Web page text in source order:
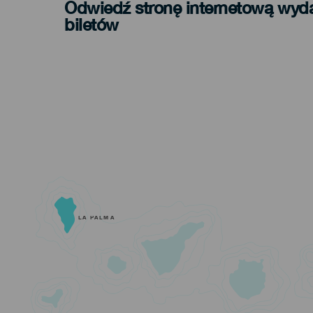
Odwiedź stronę internetową
biletów
LA PALMA